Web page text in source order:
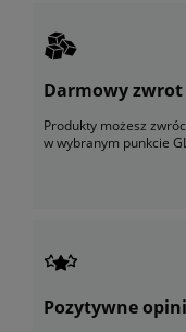
Darmowy zwrot
Produkty możesz
w wybranym punkcie
Pozytywne